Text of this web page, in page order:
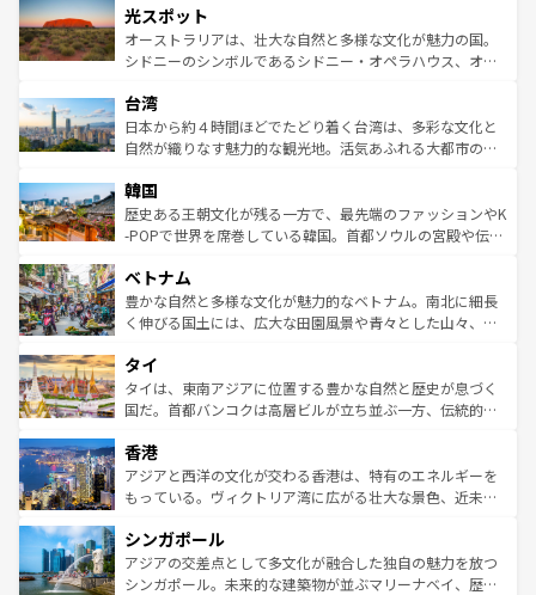
文化が魅力。旅行者はアメリカの各地域で異なる魅力を楽
しみながら、その多様性と豊かな歴史を感じることができ
るだろう。車でのロードトリップや列車の旅も、アメリカ
情報は
島だが、静かな自然を求めるならマウイ島やカウアイ島が
おすすめ。エメラルドグリーンに輝く海をはじめ、豊かな
文化や歴史が息づいている。「アロハスピリット」と呼ば
人々、おいしいローカルフードやハワイアンミュージッ
ク、伝統的なフラダンスなど、すべてがハワイの魅力を彩
っている。訪れるたびに新しい発見と感動が待っているハ
はコンテンツ一覧
光スポット
オーストラリアは、壮大な自然と多様な文化が魅力の国。
シドニーのシンボルであるシドニー・オペラハウス、オー
リアリーフや大陸中央部にそびえるウルル（エアーズロッ
ク）、タスマニアの美しい原生林やケアンズの熱帯雨林な
ど、見どころがたくさん。また、カフェやワイン、オージ
いる。アクティビティも充実しており、サーフィンやダイ
ビング、ハイキングなど、アウトドア好きにはたまらな
い。オーストラリアの多彩な魅力を存分に味わいつくそ
参照してほしい。
台湾
日本から約４時間ほどでたどり着く台湾は、多彩な文化と
自然が織りなす魅力的な観光地。活気あふれる大都市の台
ン）、静ひつな山岳地帯である台湾東部など、都市の喧騒
と山間の静けさが共存しており、訪れる人に新しい発見と
驚きをもたらしてくれる。また、奥深い台湾の食文化も魅
容にもいいと評判のスイーツなど、バラエティ豊かな料理
が味わえる。 なお、新着の台湾情報は コンテンツ一覧を参
照してほしい。
韓国
歴史ある王朝文化が残る一方で、最先端のファッションやK
-POPで世界を席巻している韓国。首都ソウルの宮殿や伝統
き、地方に足を延ばせば四季折々の自然美を楽しむことが
できる。そして、キムチや焼肉、絶品のストリートフード
まで、さまざまな韓国料理が待っている。夜には、韓国な
リティに包まれながら、韓国の多彩な魅力を心ゆくまで味
わってみてほしい。 なお、新着の韓国情報はコンテンツ一
覧を参照してほしい。
ベトナム
豊かな自然と多様な文化が魅力的なベトナム。南北に細長
く伸びる国土には、広大な田園風景や青々とした山々、世
急速な発展と共に伝統が息づく。ハノイの古い町並みやホ
ーチミン市のフランス統治時代の建物も、独特の雰囲気を
醸し出している。また、バラエティの豊かさとおいしさで
とつ。フォーやバインミー、ベトナムコーヒーなどは、ぜ
ひ現地で味わいたい。どの地域を訪れてもあたたかい人々
が旅行者を迎えてくれるので、きっと忘れられない旅にな
参照してほしい。
タイ
タイは、東南アジアに位置する豊かな自然と歴史が息づく
国だ。首都バンコクは高層ビルが立ち並ぶ一方、伝統的な
の活気が交差している。北部ではチェンマイなどの山岳地
帯で自然と触れ合い、南部ではプーケットやクラビの美し
いビーチでリゾート気分を楽しむことができる。タイ料理
激する。気候は一年中温暖で、どの季節にも異なる楽しみ
が待っている。親しみやすいタイの人々、仏教を中心とし
た文化、そして多様な観光資源が、訪れる旅人を魅了し続
香港
アジアと西洋の文化が交わる香港は、特有のエネルギーを
もっている。ヴィクトリア湾に広がる壮大な景色、近未来
み、どこを訪れても感動するはず。観光スポットが密集し
ており、効率よく見どころを回れるのも魅力。息をのむよ
うな絶景から文化的な体験まで、香港を存分に楽しみ尽く
シンガポール
アジアの交差点として多文化が融合した独自の魅力を放つ
シンガポール。未来的な建築物が並ぶマリーナベイ、歴史